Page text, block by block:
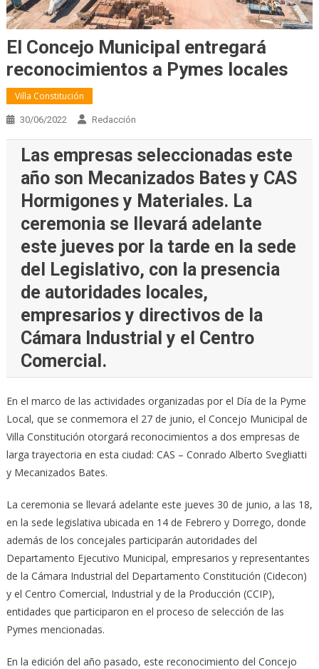
El Concejo Municipal entregará
reconocimientos a Pymes locales
Villa Constitución
30/06/2022 Redacción
Las empresas seleccionadas este
año son Mecanizados Bates y CAS
Hormigones y Materiales. La
ceremonia se llevará adelante
este jueves por la tarde en la sede
del Legislativo, con la presencia
de autoridades locales,
empresarios y directivos de la
Cámara Industrial y el Centro
Comercial.
En el marco de las actividades organizadas por el Día de la Pyme
Local, que se conmemora el 27 de junio, el Concejo Municipal de
Villa Constitución otorgará reconocimientos a dos empresas de
larga trayectoria en esta ciudad: CAS – Conrado Alberto Svegliatti
y Mecanizados Bates.
La ceremonia se llevará adelante este jueves 30 de junio, a las 18,
en la sede legislativa ubicada en 14 de Febrero y Dorrego, donde
además de los concejales participarán autoridades del
Departamento Ejecutivo Municipal, empresarios y representantes
de la Cámara Industrial del Departamento Constitución (Cidecon)
y el Centro Comercial, Industrial y de la Producción (CCIP),
entidades que participaron en el proceso de selección de las
Pymes mencionadas.
En la edición del año pasado, este reconocimiento del Concejo